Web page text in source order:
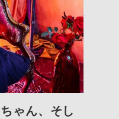
ゃん、そし